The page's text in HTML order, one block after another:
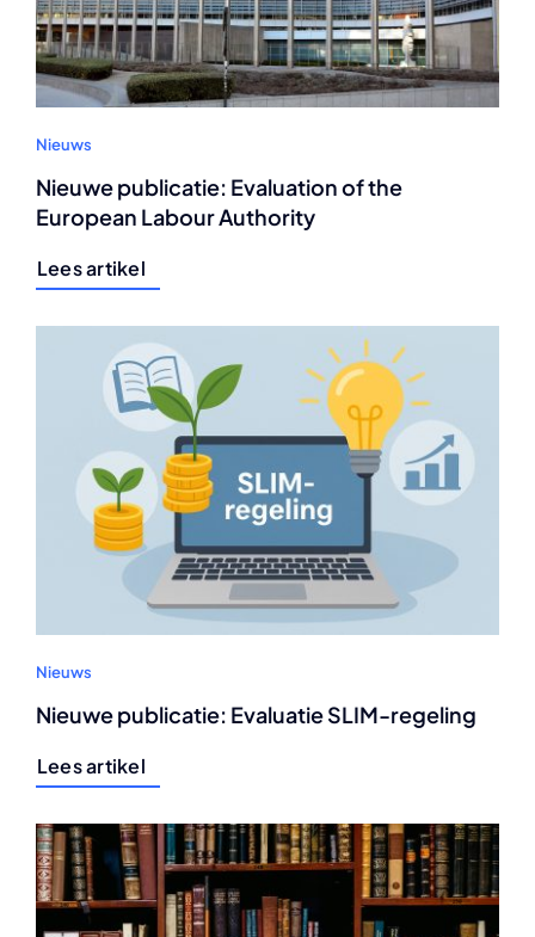
Nieuws
Nieuwe publicatie: Evaluation of the
European Labour Authority
Lees artikel
Nieuws
Nieuwe publicatie: Evaluatie SLIM-regeling
Lees artikel